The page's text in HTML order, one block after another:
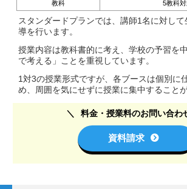
教科 5教科
スタンダードプランでは、講師1名に対し
導を行います。
授業内容は教科書的に考え、学校の予習を
で考える」ことを重視しています。
1対3の授業形式ですが、各ブースは個別に
め、周囲を気にせずに授業に集中することが
料金・授業料のお問い合わ
資料請求